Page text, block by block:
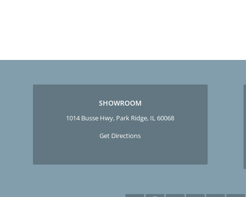
SHOWROOM
1014 Busse Hwy, Park Ridge, IL 60068
Get Directions